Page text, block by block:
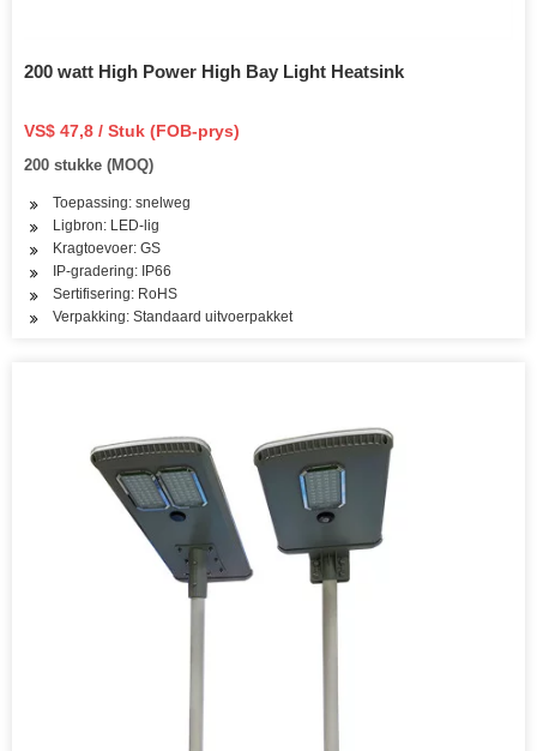
200 watt High Power High Bay Light Heatsink
VS$ 47,8 / Stuk (FOB-prys)
200 stukke (MOQ)
Toepassing: snelweg
Ligbron: LED-lig
Kragtoevoer: GS
IP-gradering: IP66
Sertifisering: RoHS
Verpakking: Standaard uitvoerpakket